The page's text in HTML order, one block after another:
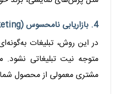
4. بازاریابی نامحسوس (Stealth Marketing)
در این روش، تبلیغات
متوجه نیت تبلیغاتی نشود.
مشتری معمولی از محصول